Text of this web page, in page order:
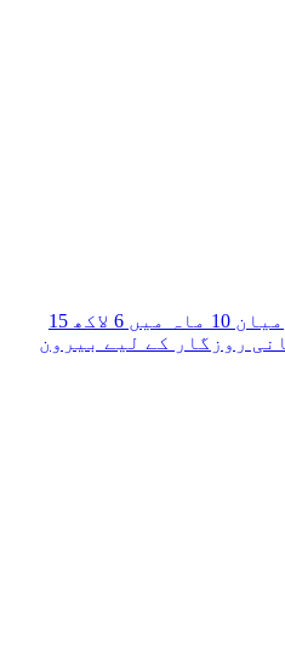
سخت ویزا جانچ کے درمیان 10 ماہ میں 6 لاکھ 15
روزگار کے لیے بیرون